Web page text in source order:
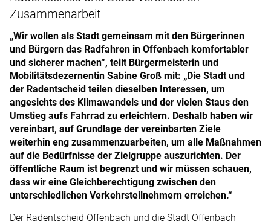
Zusammenarbeit
„Wir wollen als Stadt gemeinsam mit den Bürgerinnen
und Bürgern das Radfahren in Offenbach komfortabler
und sicherer machen“, teilt Bürgermeisterin und
Mobilitätsdezernentin Sabine Groß mit: „Die Stadt und
der Radentscheid teilen dieselben Interessen, um
angesichts des Klimawandels und der vielen Staus den
Umstieg aufs Fahrrad zu erleichtern. Deshalb haben wir
vereinbart, auf Grundlage der vereinbarten Ziele
weiterhin eng zusammenzuarbeiten, um alle Maßnahmen
auf die Bedürfnisse der Zielgruppe auszurichten. Der
öffentliche Raum ist begrenzt und wir müssen schauen,
dass wir eine Gleichberechtigung zwischen den
unterschiedlichen Verkehrsteilnehmern erreichen.“
Der Radentscheid Offenbach und die Stadt Offenbach